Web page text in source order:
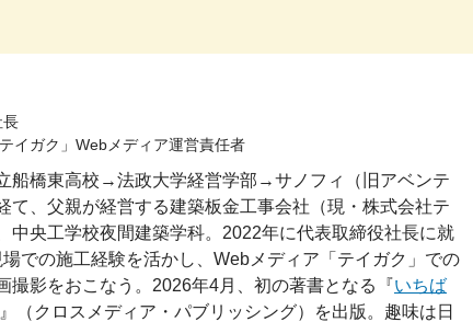
長
イガク」Webメディア運営責任者
船橋東高校→法政大学経営学部→サノフィ（旧アベンテ
て、父親が経営する建築板金工事会社（現・株式会社テ
中央工学校夜間建築学科。2022年に代表取締役社長に就
での施工経験を活かし、Webメディア「テイガク」での
撮影をおこなう。2026年4月、初の著書となる『いちば
』（クロスメディア・パブリッシング）を出版。趣味は日